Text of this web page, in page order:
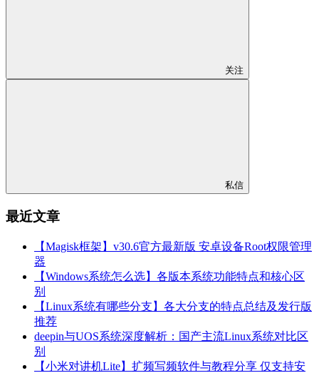
关注
私信
最近文章
【Magisk框架】v30.6官方最新版 安卓设备Root权限管理
器
【Windows系统怎么选】各版本系统功能特点和核心区
别
【Linux系统有哪些分支】各大分支的特点总结及发行版
推荐
deepin与UOS系统深度解析：国产主流Linux系统对比区
别
【小米对讲机Lite】扩频写频软件与教程分享 仅支持安